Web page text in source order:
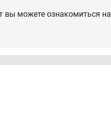
можете ознакомиться